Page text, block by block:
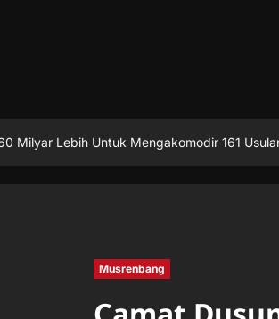
Milyar Lebih Untuk Mengakomodir 161
Musrenbang